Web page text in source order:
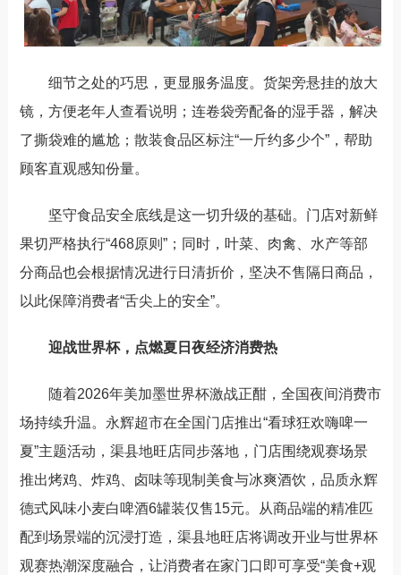
细节之处的巧思，更显服务温度。货架旁悬挂的放大
镜，方便老年人查看说明；连卷袋旁配备的湿手器，解决
了撕袋难的尴尬；散装食品区标注“一斤约多少个”，帮助
顾客直观感知份量。
坚守食品安全底线是这一切升级的基础。门店对新鲜
果切严格执行“468原则 ”；同时，叶菜、肉禽、水产等部
分商品也会根据情况进行日清折价，坚决不售隔日商品，
以此保障消费者“舌尖上的安全”。
迎战世界杯， 点燃夏日夜经济消费热
随着2026年美加墨世界杯激战正酣，全国夜间消费市
场持续升温。永辉超市在全国门店推出“看球狂欢嗨啤一
夏”主题活动，渠县地旺店同步落地，门店围绕观赛场景
推出烤鸡、 炸鸡、卤味等现制美食与冰爽酒饮， 品质永辉
德式风味小麦白啤酒6罐装仅售15元。从商品端的精准匹
配到场景端的沉浸打造，渠县地旺店将调改开业与世界杯
观赛热潮深度融合，让消费者在家门口即可享受“美食+观